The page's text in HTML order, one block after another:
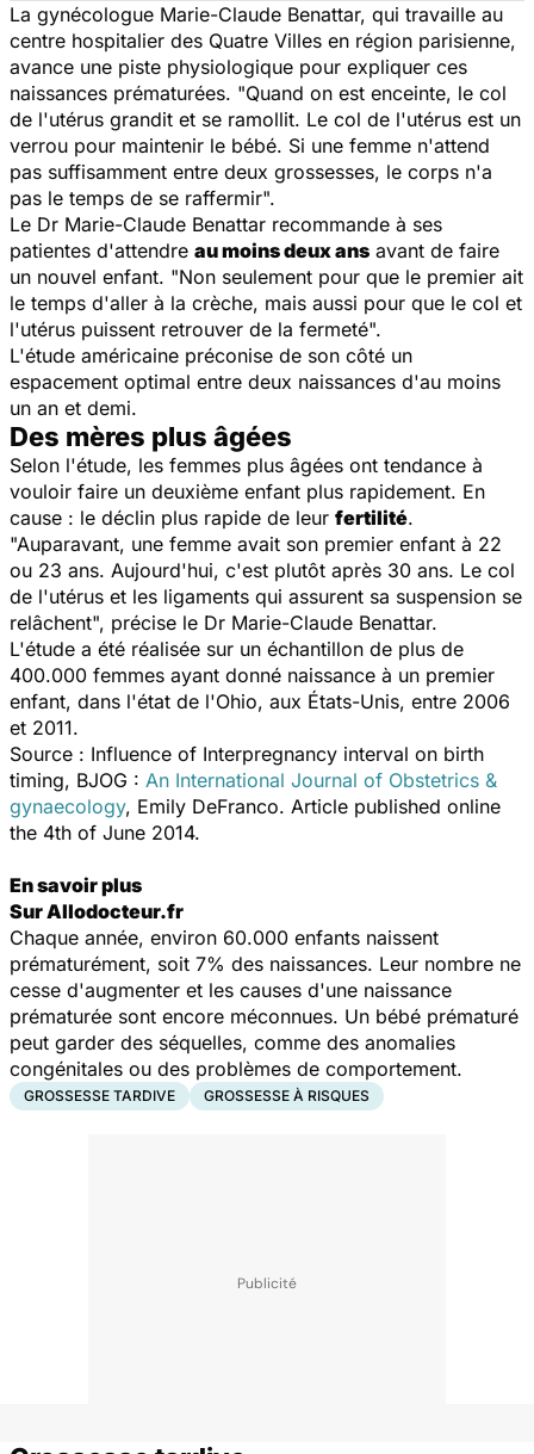
La gynécologue Marie-Claude Benattar, qui travaille au
centre hospitalier des Quatre Villes en région parisienne,
avance une piste physiologique pour expliquer ces
naissances prématurées. "Quand on est enceinte, le col
de l'utérus grandit et se ramollit. Le col de l'utérus est un
verrou pour maintenir le bébé. Si une femme n'attend
pas suffisamment entre deux grossesses, le corps n'a
pas le temps de se raffermir".
Le Dr Marie-Claude Benattar recommande à ses
patientes d'attendre au moins deux ans avant de faire
un nouvel enfant. "Non seulement pour que le premier ait
le temps d'aller à la crèche, mais aussi pour que le col et
l'utérus puissent retrouver de la fermeté".
L'étude américaine préconise de son côté un
espacement optimal entre deux naissances d'au moins
un an et demi.
Des mères plus âgées
Selon l'étude, les femmes plus âgées ont tendance à
vouloir faire un deuxième enfant plus rapidement. En
cause : le déclin plus rapide de leur fertilité.
"Auparavant, une femme avait son premier enfant à 22
ou 23 ans. Aujourd'hui, c'est plutôt après 30 ans. Le col
de l'utérus et les ligaments qui assurent sa suspension se
relâchent", précise le Dr Marie-Claude Benattar.
L'étude a été réalisée sur un échantillon de plus de
400.000 femmes ayant donné naissance à un premier
enfant, dans l'état de l'Ohio, aux États-Unis, entre 2006
et 2011.
Source : Influence of Interpregnancy interval on birth
timing, BJOG : An International Journal of Obstetrics &
gynaecology, Emily DeFranco. Article published online
the 4th of June 2014.
En savoir plus
Sur Allodocteur.fr
Chaque année, environ 60.000 enfants naissent
prématurément, soit 7% des naissances. Leur nombre ne
cesse d'augmenter et les causes d'une naissance
prématurée sont encore méconnues. Un bébé prématuré
peut garder des séquelles, comme des anomalies
congénitales ou des problèmes de comportement.
GROSSESSE TARDIVE GROSSESSE À RISQUES